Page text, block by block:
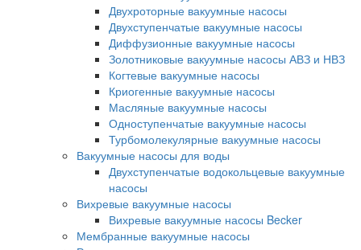
Двухроторные вакуумные насосы
Двухступенчатые вакуумные насосы
Диффузионные вакуумные насосы
Золотниковые вакуумные насосы АВЗ и НВЗ
Когтевые вакуумные насосы
Криогенные вакуумные насосы
Масляные вакуумные насосы
Одноступенчатые вакуумные насосы
Турбомолекулярные вакуумные насосы
Вакуумные насосы для воды
Двухступенчатые водокольцевые вакуумные
насосы
Вихревые вакуумные насосы
Вихревые вакуумные насосы Becker
Мембранные вакуумные насосы